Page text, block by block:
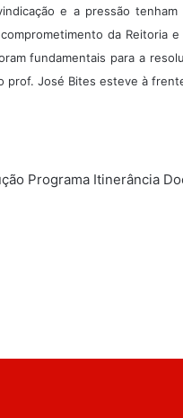
e a pressão
da Reitoria
fundamentais para a
prof. José Bites esteve à
Programa Itinerância